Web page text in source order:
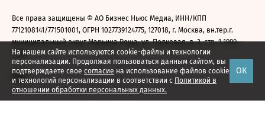
На нашем сайте используются cookie-файлы и технологии
персонализации. Продолжая пользоваться данным сайтом, вы
подтверждаете свое согласие на использование файлов cookie
и технологий персонализации в соответствии с Политикой в
отношении обработки персональных данных.
ОК
Все права защищены © АО Бизнес Ньюс Медиа, ИНН/КПП
7712108141/771501001, ОГРН 1027739124775, 127018, г. Москва, вн.тер.г.
муниципальный округ Марьина Роща, ул. Полковая, д. 3, стр. 1 1999—
2026